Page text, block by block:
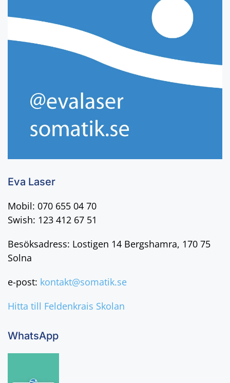
Eva Laser
Mobil: 070 655 04 70
Swish: 123 412 67 51
Besöksadress: Lostigen 14 Bergshamra, 170 75
Solna
e-post: kontakt@somatik.se
Hitta till Feldenkrais Skolan
WhatsApp